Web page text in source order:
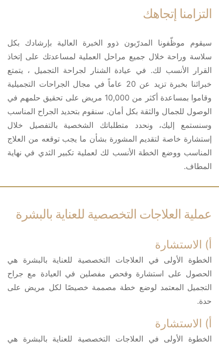
التزامنا إتجاهك
سيقوم موظّفونا المدرّبون ذوو الخبرة العالية بإرشادك بكل
سلاسة وراحة خلال جميع مراحل العملية لمساعدتك على إتخاذ
القرار الأنسب لك. في عيادة الشنار لجراحة التجميل ، يتمتع
خبرائنا بخبرة تزيد عن 20 عاماً في مجال الجراحات التجميلية
وقاموا بمساعدة أكثر من 10,000 مريض على تحقيق حلمهم في
الوصول للجمال والثقة بكل أمان. سنقوم بتحديد الجراح المناسب
وسنستمع إليك، ونحدد متطلباتك الشخصية بالتفصيل خلال
إستشارة خاصة لتقديم المشورة بشأن ما يجب توقعه من العلاج
المناسب ووضع الخطة الأنسب لك لعملية تكبير الثدي في نهاية
المطاف.
عملية العلاجات التخصصية للعناية بالبشرة
أ) الاستشارة
الخطوة الأولى في العلاجات التخصصية للعناية بالبشرة هي
الحصول على استشارة وفحص مفصلين في العيادة مع جراح
التجميل المعتمد لوضع خطة مصممة خصيصًا لكل مريض على
حدة.
أ) الاستشارة
الخطوة الأولى في العلاجات التخصصية للعناية بالبشرة هي